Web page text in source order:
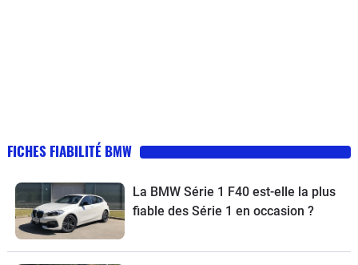
FICHES FIABILITÉ BMW
La BMW Série 1 F40 est-elle la plus
fiable des Série 1 en occasion ?